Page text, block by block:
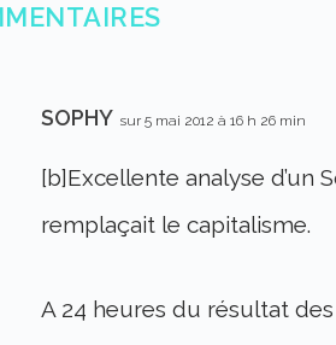
SOPHY sur 5 mai 2012 à 16 h 26 min
[b]Excellente analyse d’un
remplaçait le capitalisme.
A 24 heures du résultat